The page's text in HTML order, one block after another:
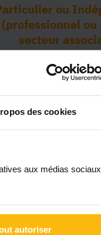
des cookies
aux médias sociaux
autoriser
ou
(professionnel ou
secteur
Vous travaillez ou avez un
secteur associatif et
compte personnel pour
comme